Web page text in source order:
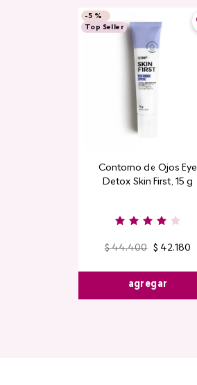
-5 %
Top Seller
Contorno de Ojos Eye
Detox Skin First, 15 g
$ 44.400 $ 42.180
agregar